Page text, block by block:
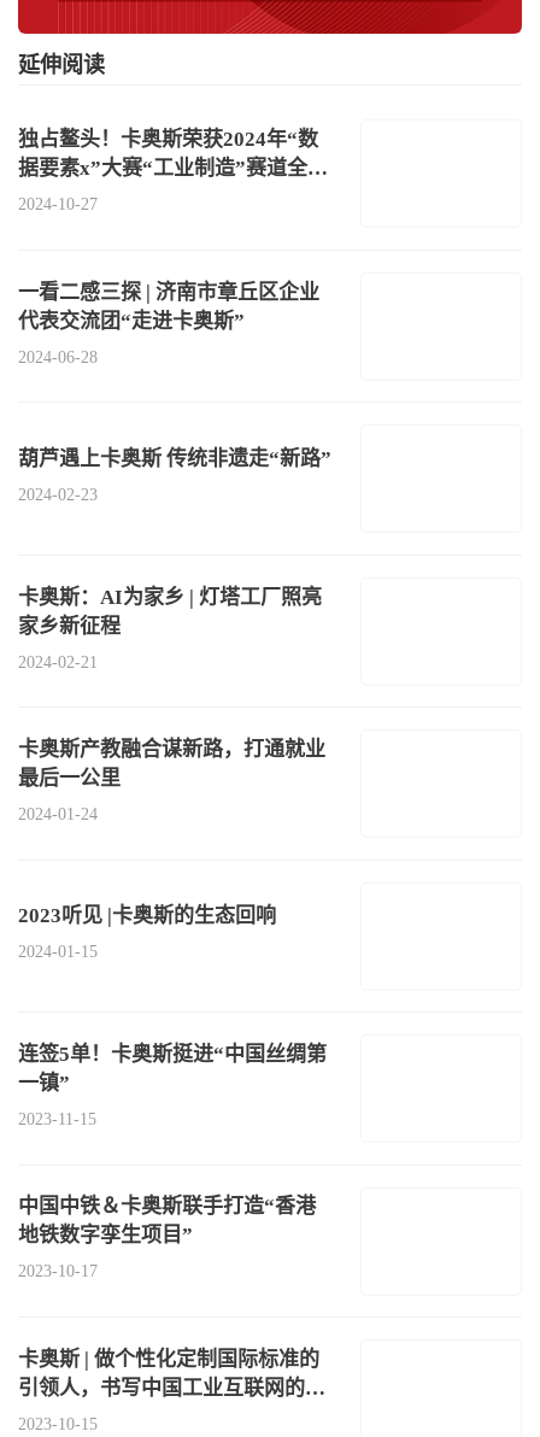
延伸阅读
独占鳌头！卡奥斯荣获2024年“数
据要素x”大赛“工业制造”赛道全国
一
2024-10-27
一看二感三探 | 济南市章丘区企业
代表交流团“走进卡奥斯”
2024-06-28
葫芦遇上卡奥斯 传统非遗走“新路”
2024-02-23
卡奥斯：AI为家乡 | 灯塔工厂照亮
家乡新征程
2024-02-21
卡奥斯产教融合谋新路，打通就业
最后一公里
2024-01-24
2023听见 |卡奥斯的生态回响
2024-01-15
连签5单！卡奥斯挺进“中国丝绸第
一镇”
2023-11-15
中国中铁＆卡奥斯联手打造“香港
地铁数字孪生项目”
2023-10-17
卡奥斯 | 做个性化定制国际标准的
引领人，书写中国工业互联网的
“标
2023-10-15